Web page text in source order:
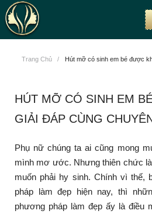
Trang Chủ / Hút mỡ có sinh em bé được
HÚT MỠ CÓ SINH EM
GIẢI ĐÁP CÙNG
Phụ nữ chúng ta ai cũng mong
mình mơ ước. Nhưng thiên chức
muốn phải hy sinh. Chính vì thế,
pháp làm đẹp hiện nay, thì
phương pháp làm đẹp ấy là điều